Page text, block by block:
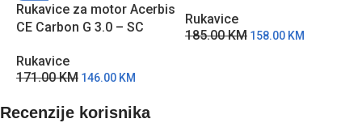
Rukavice za motor Acerbis
CE Carbon G 3.0 – SC
Rukavice
171.00KM 146.00 KM
Rukavice
185.00KM 158.00 KM
Recenzije korisnika